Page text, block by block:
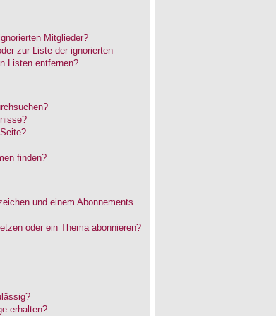
Mitglieder?
zur Liste der ignorierten
Listen entfernen?
finden?
und einem Abonnements
oder ein Thema abonnieren?
erhalten?